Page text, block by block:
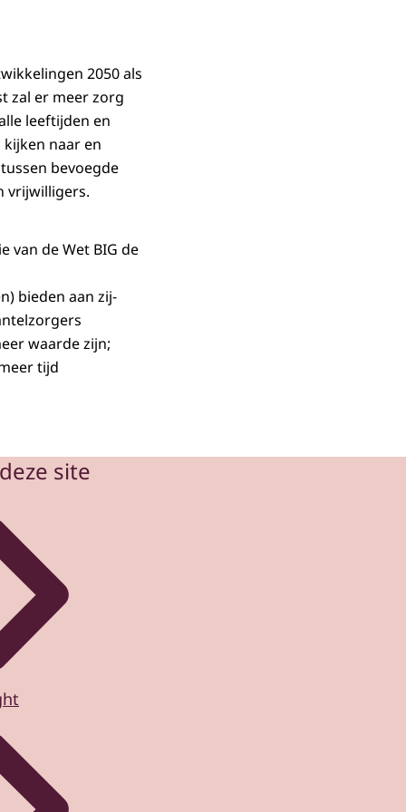
2050 als
zal er meer zorg
leeftijden en
naar en
bevoegde
vrijwilligers.
van de Wet BIG de
bieden aan zij-
waarde zijn;
tijd
site